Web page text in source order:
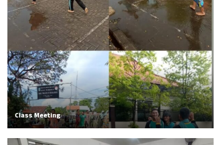
Class Meeting